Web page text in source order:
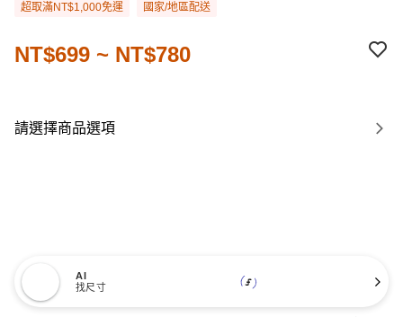
超取滿NT$1,000免運 國家/地區配送
NT$699 ~ NT$780
請選擇商品選項
AI
找尺寸